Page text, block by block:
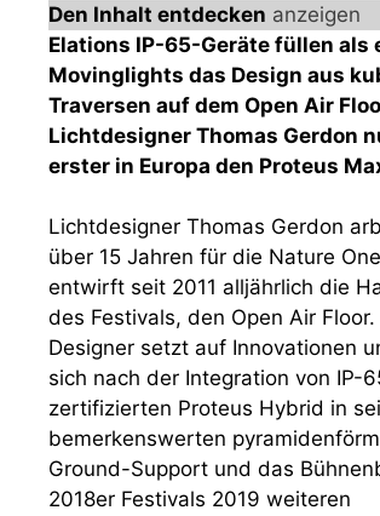
Den Inhalt entdecken anzeigen
Elations IP-65-Geräte füllen als
Movinglights das Design aus
Traversen auf dem Open Air
Lichtdesigner Thomas Gerdon
erster in Europa den Proteus
Lichtdesigner Thomas Gerdon
über 15 Jahren für die Nature
entwirft seit 2011 alljährlich die
des Festivals, den Open Air Floor.
Designer setzt auf Innovationen
sich nach der Integration von IP-
zertifizierten Proteus Hybrid in
bemerkenswerten
Ground-Support und das
2018er Festivals 2019 weiteren